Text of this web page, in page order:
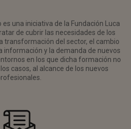
es una iniciativa de la Fundación Luca
de cubrir las necesidades de los
transformación del sector, el cambio
información y la demanda de nuevos
en los que dicha formación no
casos, al alcance de los nuevos